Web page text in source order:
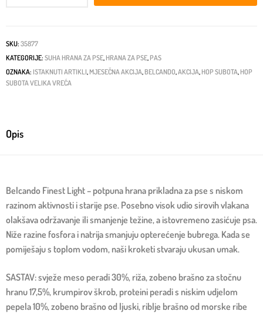
SKU: 35877
KATEGORIJE: SUHA HRANA ZA PSE, HRANA ZA PSE, PAS
OZNAKA: ISTAKNUTI ARTIKLI, MJESEČNA AKCIJA, BELCANDO,AKCIJA, HOP SUBOTA, HOP
SUBOTA VELIKA VREĆA
Opis
Belcando Finest Light – potpuna hrana prikladna za pse s niskom
razinom aktivnosti i starije pse. Posebno visok udio sirovih vlakana
olakšava održavanje ili smanjenje težine, a istovremeno zasićuje psa.
Niže razine fosfora i natrija smanjuju opterećenje bubrega. Kada se
pomiješaju s toplom vodom, naši kroketi stvaraju ukusan umak.
SASTAV: svježe meso peradi 30%, riža, zobeno brašno za stočnu
hranu 17,5%, krumpirov škrob, proteini peradi s niskim udjelom
pepela 10%, zobeno brašno od ljuski, riblje brašno od morske ribe